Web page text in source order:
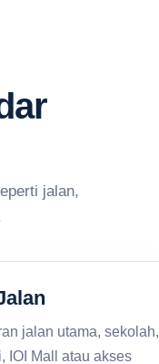
jalan,
jalan utama, sekolah,
IOI Mall atau akses